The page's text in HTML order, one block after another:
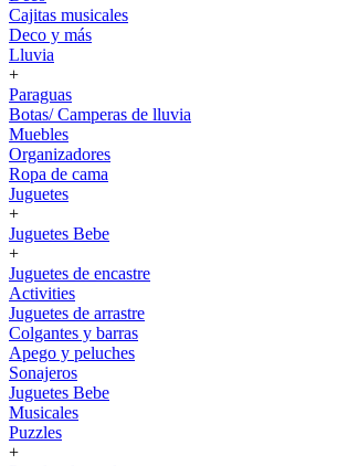
Cajitas musicales
Deco y más
Lluvia
+
Paraguas
Botas/ Camperas de lluvia
Muebles
Organizadores
Ropa de cama
Juguetes
+
Juguetes Bebe
+
Juguetes de encastre
Activities
Juguetes de arrastre
Colgantes y barras
Apego y peluches
Sonajeros
Juguetes Bebe
Musicales
Puzzles
+